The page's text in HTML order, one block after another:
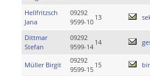
Hellfritzsch
Jana
09292
9599-10
13
Dittmar
Stefan
09292
9599-14
14
Müller Birgit
09292
9599-15
15